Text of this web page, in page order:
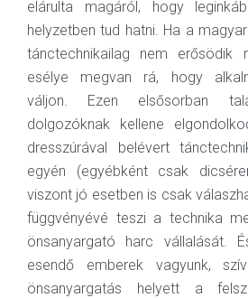
elárulta magáról, hogy
helyzetben tud hatni. Ha a
tánctechnikailag nem erősödik
esélye megvan rá, hogy
váljon. Ezen elsősorban
dolgozóknak kellene
dresszúrával belévert
egyén (egyébként csak
viszont jó esetben is csak
függvényévé teszi a technika
önsanyargató harc vállalását.
esendő emberek vagyunk,
önsanyargatás helyett a